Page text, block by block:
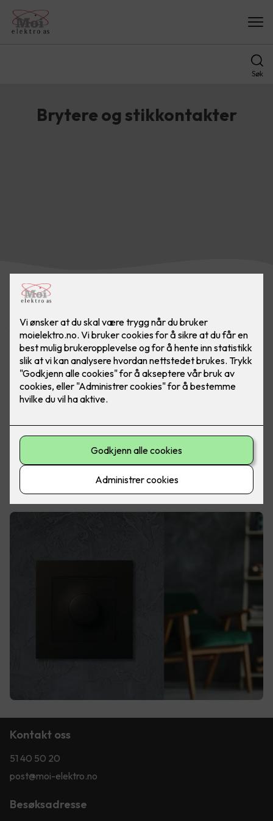
Søk
Brytere og stikkontakter
Nå kan du sette bryteren hvor du vil!
I dag kan du få lysbrytere og stikkontakter i alle mulige
farger og materialer. De kan monteres akkurat der du vil ha
dem og matche det øvrige interiøret.
Antall stikkontakter
I 2010 ble det innført nye regler for antall stikkontakter ved
installering av nye elektriske anlegg. Det er krav om et visst
steder der mange elektriske apparater er i bruk. Årsaken er
at mange nordmenn benytter skjøteledninger for å få
tilgang på strøm. Dette kan gi varmgang og forårsake brann.
Brytere og stikkontakter skal monteres av kvalifiserte
elektrikere. Moi Elektro hjelper deg med dette!
Kontakt oss
51 40 50 20
post@moi-elektro.no
Besøksadresse